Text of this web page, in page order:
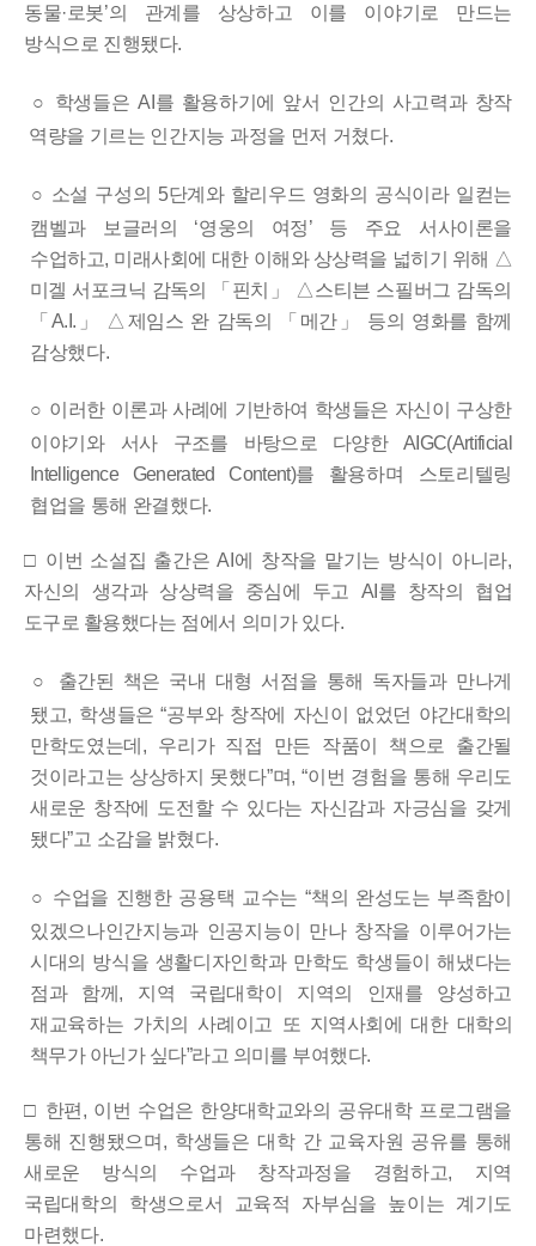
동물· 로봇’의 관계를 상상하고 이를 이야기로 만드는
방식으로 진행됐다.
○ 학생들은 AI 를 활용하기에 앞서 인간의 사고력과 창작
역량을 기르는 인간지능 과정을 먼저 거쳤다.
○ 소설 구성의 5단계와 할리우드 영화의 공식이라 일컫는
캠벨과
보글러의 ‘영웅의 여정’ 등 주요 서사이론을
수업하고, 미래사회에 대한 이해와 상상력을 넓히기 위해 △
미겔 서포크닉 감독의
「 핀치 」 △스티븐 스필버그 감독의
「 A.I. 」 △ 제임스 완 감독의 「 메간」 등의 영화를 함께
감상했다.
○ 이러한 이론과 사례에 기반하여 학생들은 자신이 구상한
이야기와
서사 구조를 바탕으로 다양한 AIGC(Artificial
Intelligence Generated Content)를 활용하며 스토리텔링
협업을 통해 완결했다.
□ 이번 소설집 출간은AI 에 창작을 맡기는 방식이 아니라,
자신의생각과 상상력을 중심에 두고 AI 를 창작의 협업
도구로 활용했다는 점에서 의미가 있다.
○ 출간된 책은 국내 대형 서점을 통해 독자들과 만나게
됐고, 학생들은“공부와 창작에 자신이 없었던 야간대학의
만학도였는데 , 우리가 직접 만든 작품이 책으로 출간될
것이라고는 상상하지 못했다”며, “이번 경험을 통해 우리도
새로운 창작에 도전할 수 있다는 자신감과 자긍심을 갖게
됐다”고 소감을 밝혔다.
○ 수업을 진행한 공용택 교수는 “책의 완성도는 부족함이
있겠으나인간지능과 인공지능이 만나 창작을 이루어가는
시대의 방식을 생활디자인학과 만학도 학생들이 해냈다는
점과 함께 , 지역 국립대학이 지역의 인재를 양성하고
재교육하는 가치의 사례이고 또 지역사회에 대한 대학의
책무가 아닌가 싶다”라고 의미를 부여했다.
□ 한편 , 이번 수업은 한양대학교와의 공유대학 프로그램을
통해 진행됐으며 , 학생들은 대학 간 교육자원 공유를 통해
새로운 방식의 수업과 창작과정을 경험하고, 지역
국립대학의 학생으로서 교육적 자부심을 높이는 계기도
마련했다.